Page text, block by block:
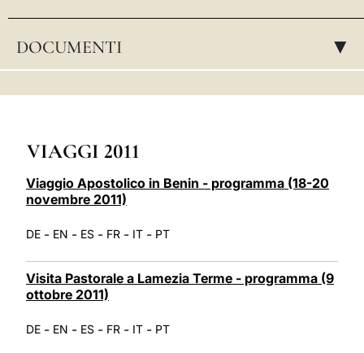
POLSKI
DOCUMENTI ▸
VIAGGI 2011
Viaggio Apostolico in Benin - programma (18-20
novembre 2011)
DE - EN - ES - FR - IT - PT
Visita Pastorale a Lamezia Terme - programma (9
ottobre 2011)
DE - EN - ES - FR - IT - PT